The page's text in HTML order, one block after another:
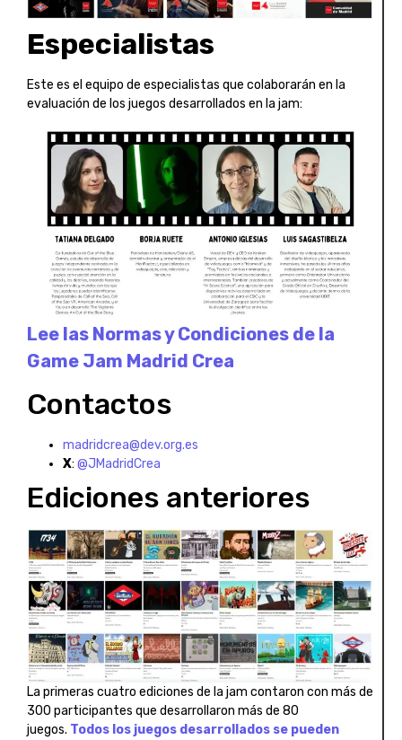
Especialistas
Este es el equipo de especialistas que colaborarán en la
evaluación de los juegos desarrollados en la jam:
Lee las Normas y Condiciones de la
Game Jam Madrid Crea
Contactos
madridcrea@dev.org.es
X: @JMadridCrea
Ediciones anteriores
La primeras cuatro ediciones de la jam contaron con más de
300 participantes que desarrollaron más de 80
juegos. Todos los juegos desarrollados se pueden